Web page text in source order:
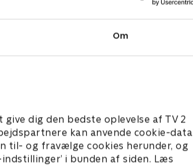
Om
dig den bedste oplevelse af TV 2
kan anvende cookie-data
til- og fravælge cookies herunder, og
i bunden af siden. Læs